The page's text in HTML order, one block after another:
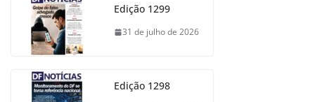
Edição 1299
31 de julho de 2026
Edição 1298